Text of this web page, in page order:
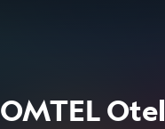
OMTEL